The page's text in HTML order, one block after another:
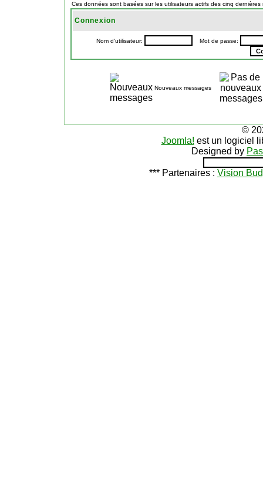
Ces données sont basées sur les utilisateurs actifs des cinq dernières
Connexion
Nom d'utilisateur: Mot de passe:
Nouveaux messages
©
Joomla! est un logiciel
Designed by
*** Partenaires : Vision